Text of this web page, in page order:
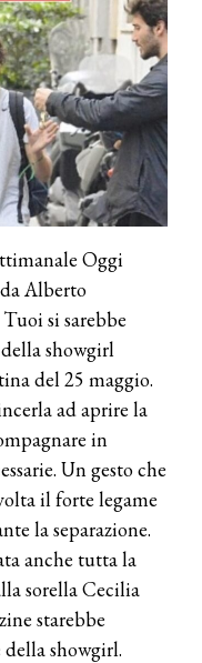
Oggi
Alberto
si sarebbe
showgirl
del 25 maggio.
ad aprire la
in
Un gesto che
il forte legame
la separazione.
anche tutta la
sorella Cecilia
starebbe
showgirl.